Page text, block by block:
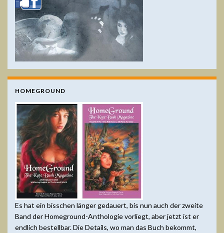
HOMEGROUND
Es hat ein bisschen länger gedauert, bis nun auch der zweite
Band der Homeground-Anthologie vorliegt, aber jetzt ist er
endlich bestellbar. Die Details, wo man das Buch bekommt,